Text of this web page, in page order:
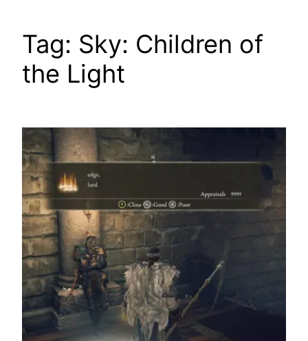
Tag: Sky: Children of
the Light